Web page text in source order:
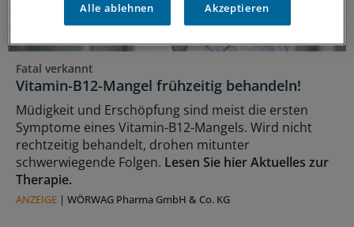
Fatal verkannt
Vitamin-B12-Mangel frühzeitig behandeln!
Müdigkeit und Erschöpfung sind meist die ersten
Symptome eines Vitamin-B12-Mangels. Wird nicht
rechtzeitig behandelt, drohen mitunter
schwerwiegende Folgen. Lesen Sie hier Aktuelles zur
Therapie.
ANZEIGE | WÖRWAG Pharma GmbH & Co. KG
Alle ablehnen Akzeptieren